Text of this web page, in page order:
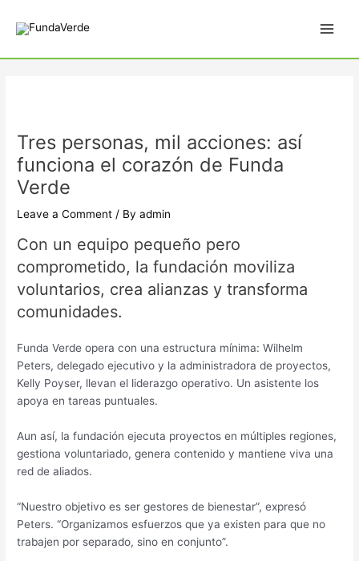
Tres personas, mil acciones: así
funciona el corazón de Funda
Verde
Leave a Comment / Byadmin
Con un equipo pequeño pero
comprometido, la fundación moviliza
voluntarios, crea alianzas y transforma
comunidades.
Funda Verde opera con una estructura mínima: Wilhelm
Peters, delegado ejecutivo y la administradora de proyectos,
Kelly Poyser, llevan el liderazgo operativo. Un asistente los
apoya en tareas puntuales.
Aun así, la fundación ejecuta proyectos en múltiples regiones,
gestiona voluntariado, genera contenido y mantiene viva una
red de aliados.
“Nuestro objetivo es ser gestores de bienestar”, expresó
Peters. “Organizamos esfuerzos que ya existen para que no
trabajen por separado, sino en conjunto”.